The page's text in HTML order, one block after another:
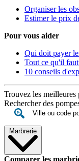
Organiser les
Estimer le prix
Pour vous aider
Qui doit payer
Tout ce qu'il
10 conseils
Trouvez les meilleures
Rechercher des
Marbrerie
Comparer les